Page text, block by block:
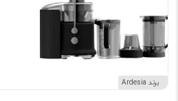
برند Ardesia